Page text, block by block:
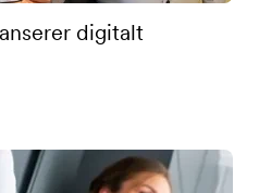
digitalt